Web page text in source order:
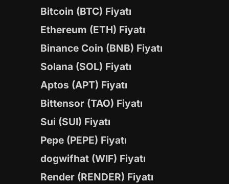
Bitcoin (BTC) Fiyatı
Ethereum (ETH) Fiyatı
Binance Coin (BNB) Fiyatı
Solana (SOL) Fiyatı
Aptos (APT) Fiyatı
Bittensor (TAO) Fiyatı
Sui (SUI) Fiyatı
Pepe (PEPE) Fiyatı
dogwifhat (WIF) Fiyatı
Render (RENDER) Fiyatı